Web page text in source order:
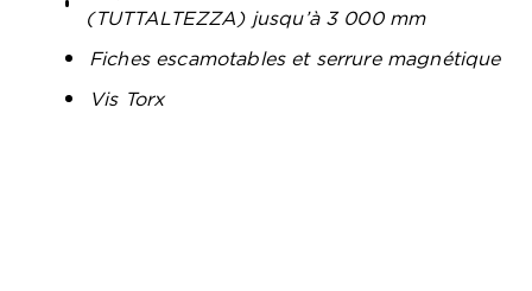
(TUTTALTEZZA) jusqu’à 3 000 mm
Fiches escamotables et serrure magnétique
Vis Torx